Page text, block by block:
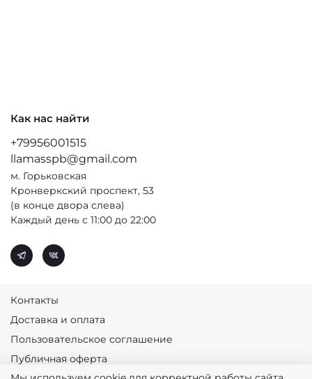
Как нас найти
+79956001515
llamasspb@gmail.com
м. Горьковская
Кронверкский проспект, 53
(в конце двора слева)
Каждый день с 11:00 до 22:00
Контакты
Доставка и оплата
Пользовательское соглашение
Публичная оферта